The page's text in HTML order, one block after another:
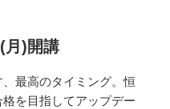
月)開講
最高のタイミング。恒
を目指してアップデー